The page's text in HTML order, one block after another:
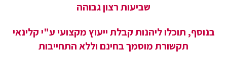
שביעות רצון גבוהה
בנוסף, תוכלו ליהנות קבלת ייעוץ מקצועי ע"י קלינאי
תקשורת מוסמך בחינם וללא התחייבות